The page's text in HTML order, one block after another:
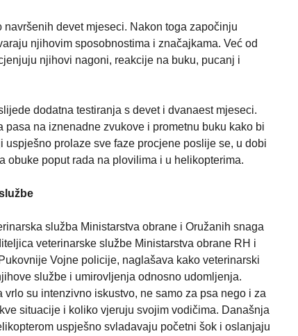
devet mjeseci. Nakon toga započinju
njihovim sposobnostima i značajkama. Već od
njihovi nagoni, reakcije na buku, pucanj i
dodatna testiranja s devet i dvanaest mjeseci.
na iznenadne zvukove i prometnu buku kako bi
prolaze sve faze procjene poslije se, u dobi
poput rada na plovilima i u helikopterima.
služba Ministarstva obrane i Oružanih snaga
veterinarske službe Ministarstva obrane RH i
Vojne policije, naglašava kako veterinarski
službe i umirovljenja odnosno udomljenja.
su intenzivno iskustvo, ne samo za psa nego i za
situacije i koliko vjeruju svojim vodičima. Današnja
uspješno svladavaju početni šok i oslanjaju